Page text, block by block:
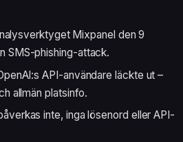
Mixpanel den 9
SMS-phishing-attack.
API-användare läckte ut –
allmän platsinfo.
inte, inga lösenord eller API-